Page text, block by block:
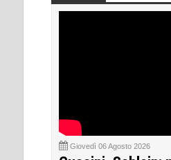
Giovedì 06 Agosto 2026